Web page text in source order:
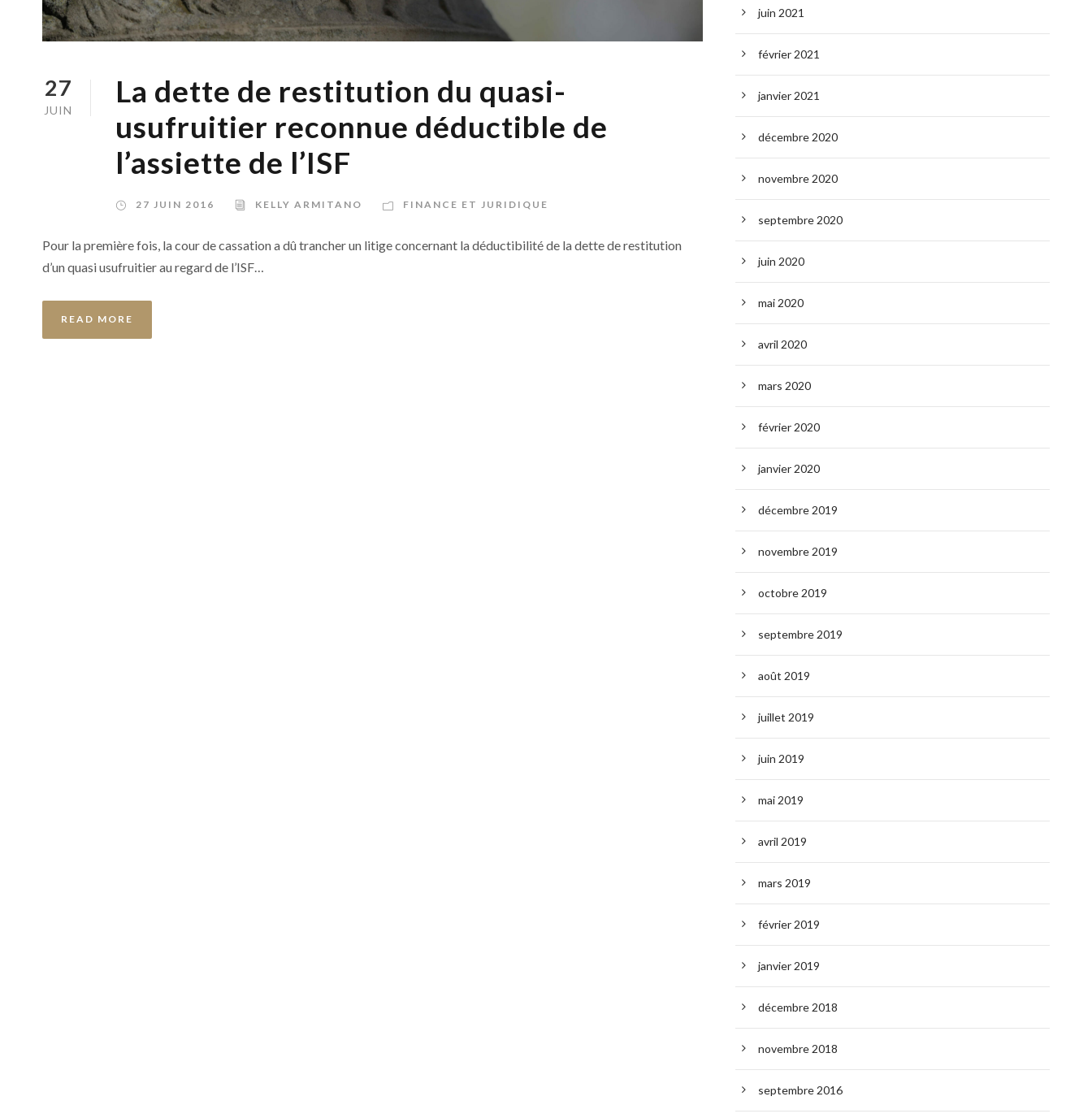
27
JUIN
La dette de restitution du quasi-
usufruitier reconnue déductible de
l’assiette de l’ISF
27 JUIN 2016 KELLY ARMITANO FINANCE ET JURIDIQUE
Pour la première fois, la cour de cassation a dû trancher un litige concernant la déductibilité de la dette de restitution
d’un quasi usufruitier au regard de l’ISF…
READ MORE
juin 2021
février 2021
janvier 2021
décembre 2020
novembre 2020
septembre 2020
juin 2020
mai 2020
avril 2020
mars 2020
février 2020
janvier 2020
décembre 2019
novembre 2019
octobre 2019
septembre 2019
août 2019
juillet 2019
juin 2019
mai 2019
avril 2019
mars 2019
février 2019
janvier 2019
décembre 2018
novembre 2018
septembre 2016